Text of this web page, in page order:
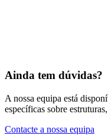
Ainda tem dúvidas?
A nossa equipa está
específicas sobre
Contacte a nossa equipa